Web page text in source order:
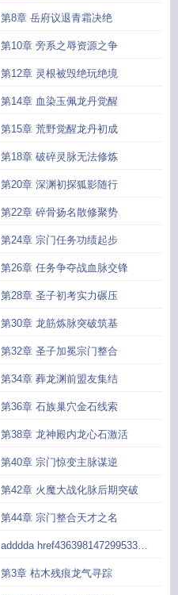
第8章 岳府议退青霜决绝
第10章 旁系之辱资源之争
第12章 灵根被毁绝玩绝境
第14章 血染玉佩龙丹觉醒
第15章 荒野觉醒龙丹初成
第18章 破碎灵脉无法修炼
第20章 深渊初探狐影随行
第22章 碎骨扬名散修聚势
第24章 宗门任务功绩起步
第26章 任务争夺战血脉交锋
第28章 圣子初考实力碾压
第30章 龙筋炼脉突破筑基
第32章 圣子加冕宗门整合
第34章 葬龙渊前盟友集结
第36章 石族巢穴金石线索
第38章 龙神殿内龙心石激活
第40章 宗门惊变主脉谋逆
第42章 火魔大战化脉后期突破
第44章 宗门整合天才之名
adddda href436398147299533
html第1章 镇海防务临别嘱托
第3章 枯木残痕龙气寻踪